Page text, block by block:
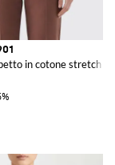
in cotone stretch